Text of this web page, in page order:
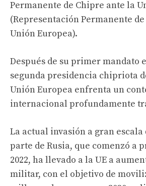
Permanente de Chipre ante la
(Representación Permanente
Unión Europea).
Después de su primer mandato
segunda presidencia chipriota
Unión Europea enfrenta un
internacional profundamente
La actual invasión a gran
parte de Rusia, que comenzó a
2022, ha llevado a la UE a
militar, con el objetivo de